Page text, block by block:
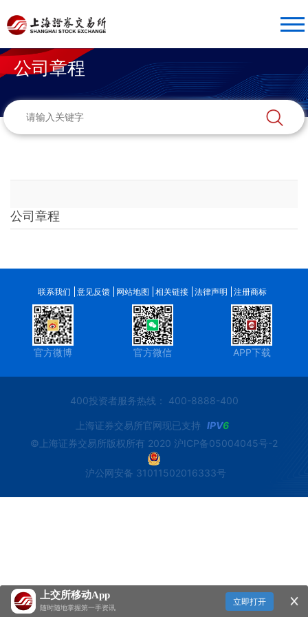
公司章程
公司章程
联系我们 意见反馈 网站地图 相关链接 法律声明 注册商标
官方微博 官方微信 APP下载
400投资者服务热线： 400-8888-400
上海证券交易所官网现已支持 IPV6
©上海证券交易所版权所有 2020 沪ICP备05004045号-2
沪公网安备 31011502016333号
上交所移动App
随时随地掌握第一手资讯
立即打开